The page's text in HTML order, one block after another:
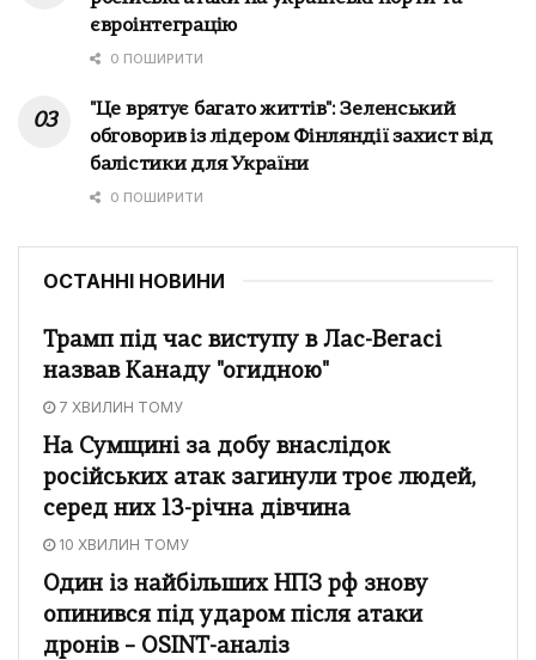
євроінтеграцію
0 ПОШИРИТИ
"Це врятує багато життів": Зеленський
обговорив із лідером Фінляндії захист від
балістики для України
0 ПОШИРИТИ
ОСТАННІ НОВИНИ
Трамп під час виступу в Лас-Вегасі
назвав Канаду "огидною"
7 ХВИЛИН ТОМУ
На Сумщині за добу внаслідок
російських атак загинули троє людей,
серед них 13-річна дівчина
10 ХВИЛИН ТОМУ
Один із найбільших НПЗ рф знову
опинився під ударом після атаки
дронів – OSINT-аналіз